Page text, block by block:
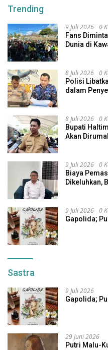
Trending
9 Juli 2026 0
Fans
Dunia di
8 Juli 2026 0
Polisi
dalam
8 Juli 2026 0
Bupati
Akan
9 Juli 2026 0
Biaya
Dikeluhkan,
9 Juli 2026 0
Gapolida;
Sastra
9 Juli 2026
Gapolida;
29 Juni 2026
Putri Malu-